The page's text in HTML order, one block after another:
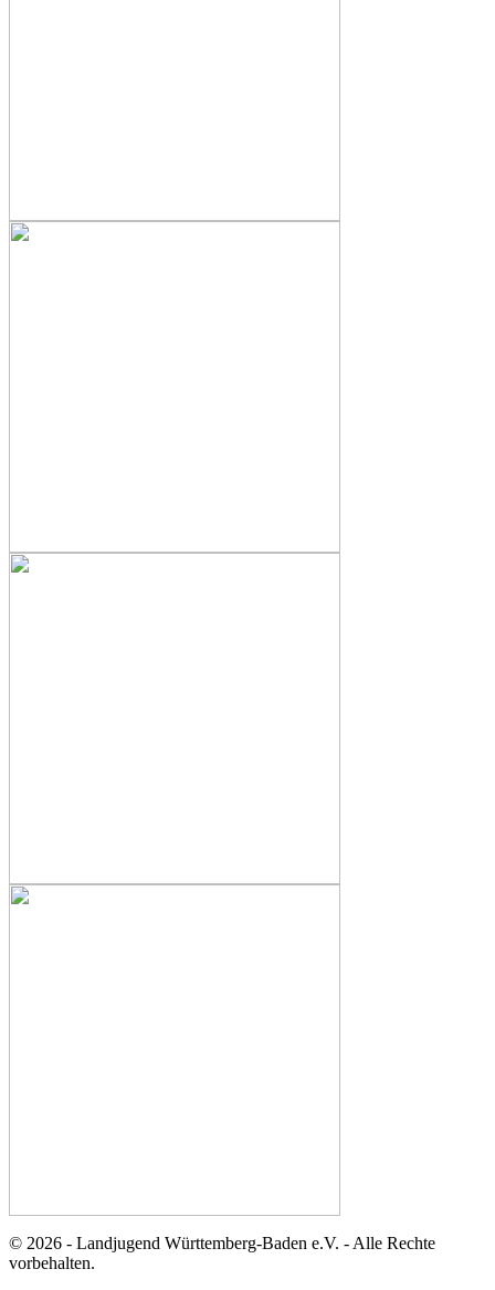
© 2026 - Landjugend Württemberg-Baden e.V. - Alle Rechte
vorbehalten.